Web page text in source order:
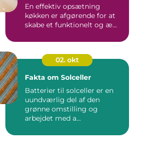
En effektiv opsætning
køkken er afgørende for at
skabe et funktionelt og æ...
02. okt
Fakta om Solceller
Batterier til solceller er en
uundværlig del af den
grønne omstilling og
arbejdet med a...